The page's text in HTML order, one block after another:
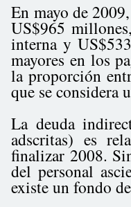
En mayo de
US$965
interna y
mayores en los
la proporción
que se considera
La deuda
adscritas) es
finalizar 2008.
del personal
existe un fondo